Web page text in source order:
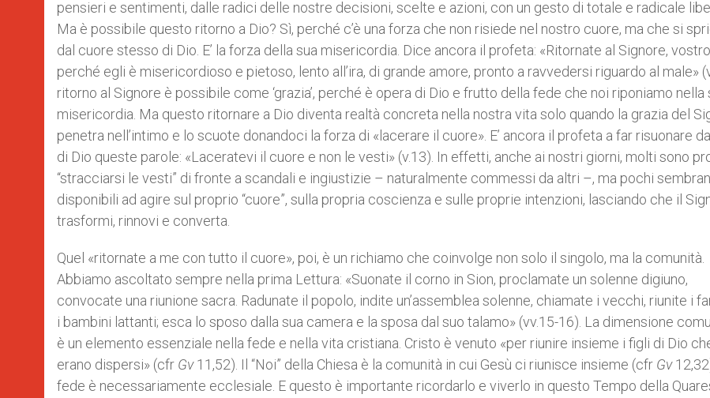
pensieri e sentimenti, dalle radici delle nostre decisioni, scelte e azioni, con un gesto di totale e radicale
Ma è possibile questo ritorno a Dio? Sì, perché c’è una forza che non risiede nel nostro cuore, ma che si
dal cuore stesso di Dio. E’ la forza della sua misericordia. Dice ancora il profeta: «Ritornate al Signore,
perché egli è misericordioso e pietoso, lento all’ira, di grande amore, pronto a ravvedersi riguardo al male»
ritorno al Signore è possibile come ‘grazia’, perché è opera di Dio e frutto della fede che noi riponiamo nella
misericordia. Ma questo ritornare a Dio diventa realtà concreta nella nostra vita solo quando la grazia del
penetra nell’intimo e lo scuote donandoci la forza di «lacerare il cuore». E’ ancora il profeta a far risuonare
di Dio queste parole: «Laceratevi il cuore e non le vesti» (v.13). In effetti, anche ai nostri giorni, molti sono
“stracciarsi le vesti” di fronte a scandali e ingiustizie – naturalmente commessi da altri –, ma pochi
disponibili ad agire sul proprio “cuore”, sulla propria coscienza e sulle proprie intenzioni, lasciando che il
trasformi, rinnovi e converta.
Quel «ritornate a me con tutto il cuore», poi, è un richiamo che coinvolge non solo il singolo, ma la comunità.
Abbiamo ascoltato sempre nella prima Lettura: «Suonate il corno in Sion, proclamate un solenne digiuno,
convocate una riunione sacra. Radunate il popolo, indite un’assemblea solenne, chiamate i vecchi, riunite i
i bambini lattanti; esca lo sposo dalla sua camera e la sposa dal suo talamo» (vv.15-16). La dimensione
è un elemento essenziale nella fede e nella vita cristiana. Cristo è venuto «per riunire insieme i figli di Dio
erano dispersi» (cfr Gv11,52). Il “Noi” della Chiesa è la comunità in cui Gesù ci riunisce insieme (cfr Gv
fede è necessariamente ecclesiale. E questo è importante ricordarlo e viverlo in questo Tempo della